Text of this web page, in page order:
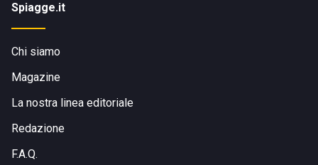
Spiagge.it
Chi siamo
Magazine
La nostra linea editoriale
Redazione
F.A.Q.